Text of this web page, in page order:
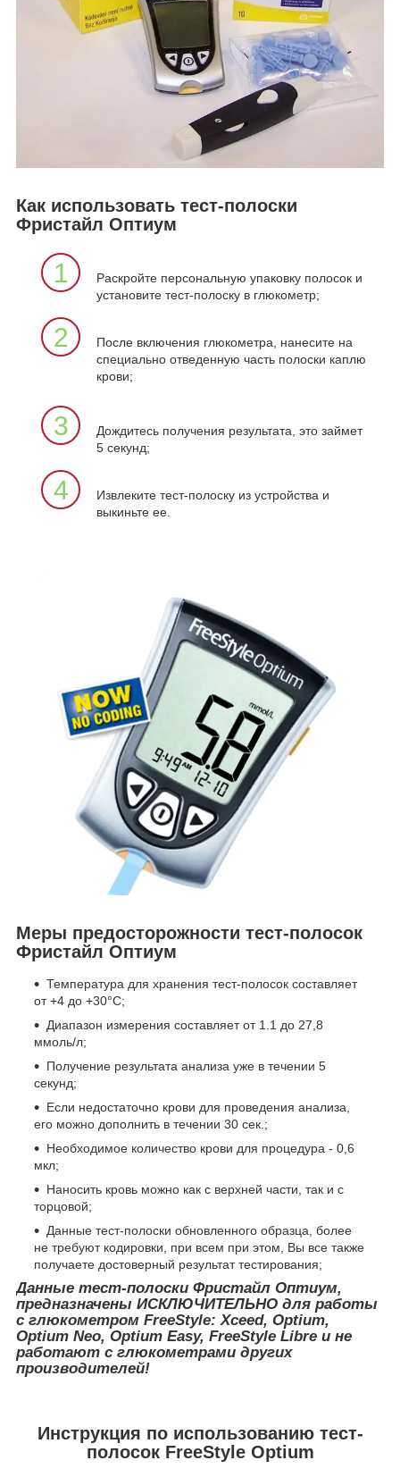
Как использовать тест-полоски
Фристайл Оптиум
1
Раскройте персональную упаковку полосок и
установите тест-полоску в глюкометр;
2
После включения глюкометра, нанесите на
специально отведенную часть полоски каплю
крови;
3
Дождитесь получения результата, это займет
5 секунд;
4
Извлеките тест-полоску из устройства и
выкиньте ее.
Меры предосторожности тест-полосок
Фристайл Оптиум
Температура для хранения тест-полосок составляет
от +4 до +30°С;
Диапазон измерения составляет от 1.1 до 27,8
ммоль/л;
Получение результата анализа уже в течении 5
секунд;
Если недостаточно крови для проведения анализа,
его можно дополнить в течении 30 сек.;
Необходимое количество крови для процедура - 0,6
мкл;
Наносить кровь можно как с верхней части, так и с
торцовой;
Данные тест-полоски обновленного образца, более
не требуют кодировки, при всем при этом, Вы все также
получаете достоверный результат тестирования;
Данные тест-полоски Фристайл Оптиум,
предназначены ИСКЛЮЧИТЕЛЬНО для работы
с глюкометром FreeStyle: Xceed, Optium,
Optium Neo, Optium Easy, FreeStyle Libre и не
работают с глюкометрами других
производителей!
Инструкция по использованию тест-
полосок FreeStyle Optium